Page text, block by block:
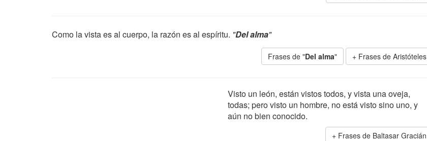
Como la vista es al cuerpo, la razón es al espíritu. "Del alma"
Frases de "Del alma" Frases de Aristóteles
Visto un león, están vistos todos, y vista una oveja,
todas; pero visto un hombre, no está visto sino uno, y
aún no bien conocido.
Frases de Baltasar Gracián